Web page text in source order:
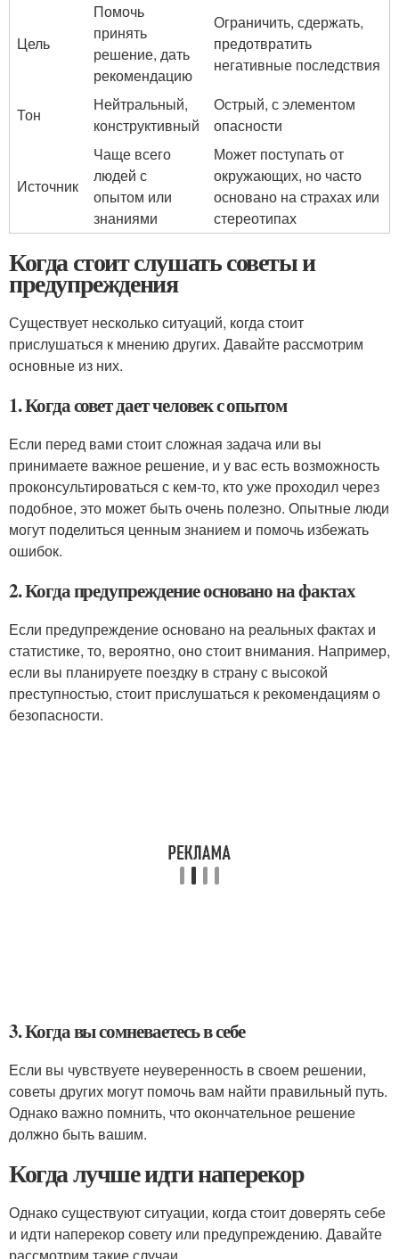
Цель
Помочь
принять
решение, дать
рекомендацию
Ограничить, сдержать,
предотвратить
негативные последствия
Тон
Нейтральный,
конструктивный
Острый, с элементом
опасности
Источник
Чаще всего
людей с
опытом или
знаниями
Может поступать от
окружающих, но часто
основано на страхах или
стереотипах
Когда стоит слушать советы и
предупреждения
Существует несколько ситуаций, когда стоит
прислушаться к мнению других. Давайте рассмотрим
основные из них.
1. Когда совет дает человек с опытом
Если перед вами стоит сложная задача или вы
принимаете важное решение, и у вас есть возможность
проконсультироваться с кем-то, кто уже проходил через
подобное, это может быть очень полезно. Опытные люди
могут поделиться ценным знанием и помочь избежать
ошибок.
2. Когда предупреждение основано на фактах
Если предупреждение основано на реальных фактах и
статистике, то, вероятно, оно стоит внимания. Например,
если вы планируете поездку в страну с высокой
преступностью, стоит прислушаться к рекомендациям о
безопасности.
3. Когда вы сомневаетесь в себе
Если вы чувствуете неуверенность в своем решении,
советы других могут помочь вам найти правильный путь.
Однако важно помнить, что окончательное решение
должно быть вашим.
Когда лучше идти наперекор
Однако существуют ситуации, когда стоит доверять себе
и идти наперекор совету или предупреждению. Давайте